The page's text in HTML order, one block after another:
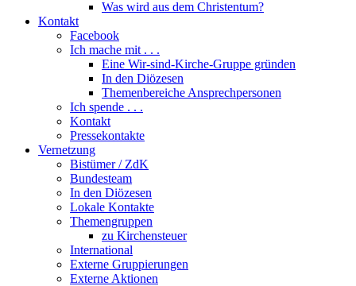
Was wird aus dem Christentum?
Kontakt
Facebook
Ich mache mit . . .
Eine Wir-sind-Kirche-Gruppe gründen
In den Diözesen
Themenbereiche Ansprechpersonen
Ich spende . . .
Kontakt
Pressekontakte
Vernetzung
Bistümer / ZdK
Bundesteam
In den Diözesen
Lokale Kontakte
Themengruppen
zu Kirchensteuer
International
Externe Gruppierungen
Externe Aktionen